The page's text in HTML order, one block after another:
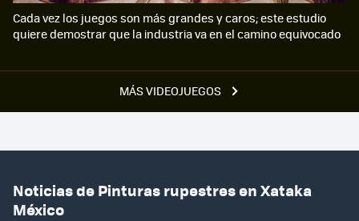
MÁS VIDEOJUEGOS
Cada vez los juegos son más grandes y caros; este estudio
quiere demostrar que la industria va en el camino equivocado
Noticias de Pinturas rupestres en Xataka
México